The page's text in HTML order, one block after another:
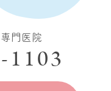
門医院
1103